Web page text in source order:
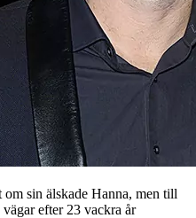
sin älskade Hanna, men till
efter 23 vackra år